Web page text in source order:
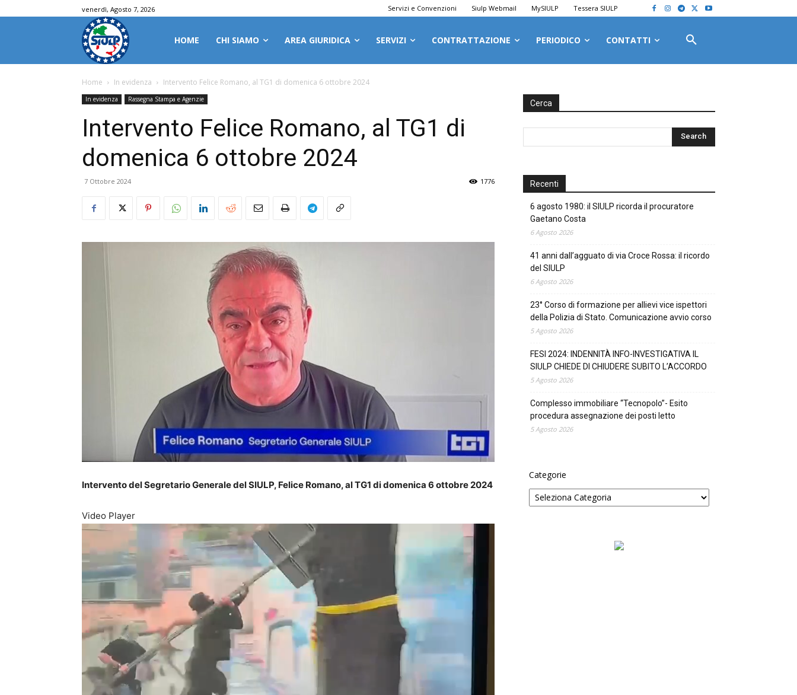
venerdì, Agosto 7, 2026 Servizi e Convenzioni Siulp Webmail MySIULP Tessera SIULP
HOME CHI SIAMO AREA GIURIDICA SERVIZI CONTRATTAZIONE PERIODICO CONTATTI
Home In evidenza Intervento Felice Romano, al TG1 di domenica 6 ottobre 2024
In evidenza Rassegna Stampa e Agenzie
Intervento Felice Romano, al TG1 di
domenica 6 ottobre 2024
7 Ottobre 2024 1776
Intervento del Segretario Generale del SIULP, Felice Romano, al TG1 di domenica 6 ottobre 2024
Video Player
Cerca
Recenti
6 agosto 1980: il SIULP ricorda il procuratore
Gaetano Costa
6 Agosto 2026
41 anni dall’agguato di via Croce Rossa: il ricordo
del SIULP
6 Agosto 2026
23° Corso di formazione per allievi vice ispettori
della Polizia di Stato. Comunicazione avvio corso
5 Agosto 2026
FESI 2024: INDENNITÀ INFO-INVESTIGATIVA IL
SIULP CHIEDE DI CHIUDERE SUBITO L’ACCORDO
5 Agosto 2026
Complesso immobiliare “Tecnopolo”- Esito
procedura assegnazione dei posti letto
5 Agosto 2026
Categorie